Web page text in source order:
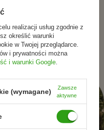
informacje o
ze świata
stylu życia.
realizacji usług zgodnie z
określić warunki
w Twojej przeglądarce.
i prywatności można
i warunki Google
(wymagane)
Zawsze
aktywne